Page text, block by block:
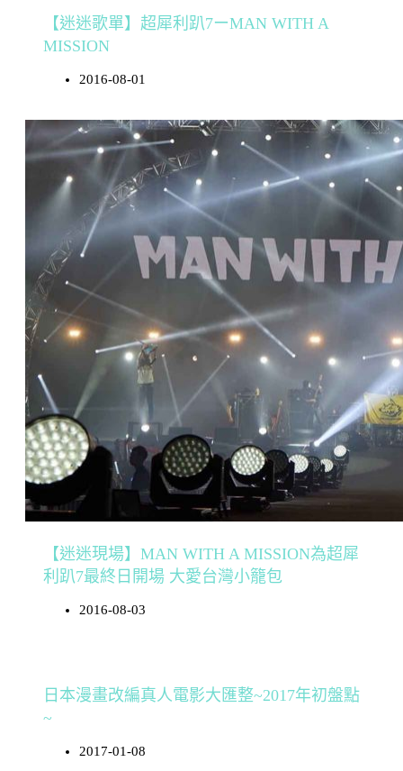
【迷迷歌單】超犀利趴7ーMAN WITH A
MISSION
2016-08-01
【迷迷現場】MAN WITH A MISSION為超犀
利趴7最終日開場 大愛台灣小籠包
2016-08-03
日本漫畫改編真人電影大匯整~2017年初盤點
~
2017-01-08